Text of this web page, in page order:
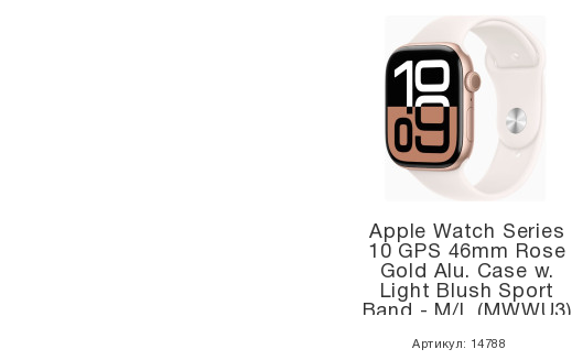
Apple Watch Series
10 GPS 46mm Rose
Gold Alu. Case w.
Light Blush Sport
Band - M/L (MWWU3)
Артикул: 14788